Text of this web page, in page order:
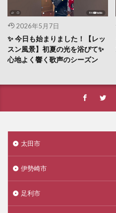
2026年5月7日
✨ 今日も始まりました！【レッ
スン風景】初夏の光を浴びて✨
心地よく響く歌声のシーズン
太田市
伊勢崎市
足利市